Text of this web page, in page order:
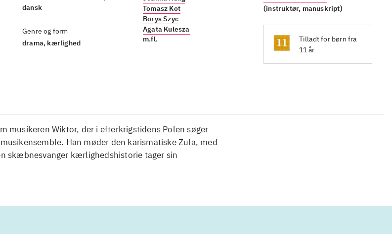
dansk
Genre og form
drama, kærlighed
Tomasz Kot
Borys Szyc
Agata Kulesza
m.fl.
(instruktør, manuskript)
Tilladt for børn fra
11 år
musikeren Wiktor, der i efterkrigstidens Polen søger
Han møder den karismatiske Zula, med
skæbnesvanger kærlighedshistorie tager sin